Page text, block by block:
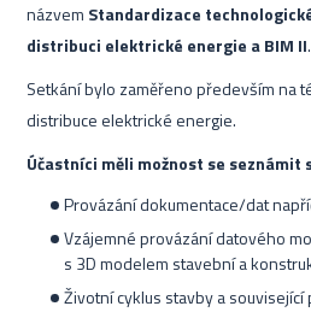
názvem Standardizace
distribuci elektrické energie a BIM II.
Setkání bylo zaměřeno především na
distribuce elektrické energie.
Účastníci měli možnost se seznámit
Provázání dokumentace/dat
Vzájemné provázání datového
s 3D modelem stavební a
Životní cyklus stavby a